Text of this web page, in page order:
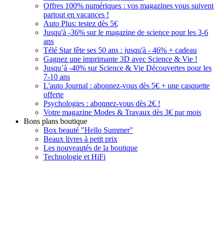
Offres 100% numériques : vos magazines vous suivent
partout en vacances !
Auto Plus: testez dès 5€
Jusqu'à -36% sur le magazine de science pour les 3-6
ans
Télé Star fête ses 50 ans : jusqu'à - 46% + cadeau
Gagnez une imprimante 3D avec Science & Vie !
Jusqu’à -40% sur Science & Vie Découvertes pour les
7-10 ans
L'auto Journal : abonnez-vous dès 5€ + une casquette
offerte
Psychologies : abonnez-vous dès 2€ !
Votre magazine Modes & Travaux dès 3€ par mois
Bons plans boutique
Box beauté "Hello Summer"
Beaux livres à petit prix
Les nouveautés de la boutique
Technologie et HiFi